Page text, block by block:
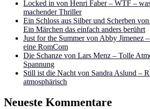
Locked in von Henri Faber – WTF –
machender Thriller
Ein Schloss aus Silber und Scherben
Ein Märchen das einfach anders berührt
Just for the Summer von Abby Jimenez
eine RomCom
Die Schanze von Lars Menz – Tolle
Spannung
Still ist die Nacht von Sandra Aslund –
atmosphärisch
Neueste Kommentare